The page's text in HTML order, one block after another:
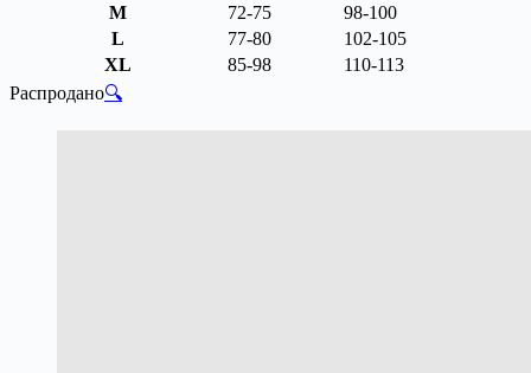
M
72-75
98-100
L
77-80
102-105
XL
85-98
110-113
Распродано🔍